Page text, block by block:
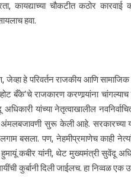
कायद्याच्या चौकटीत कठोर
हवा.
जेव्हा हे परिवर्तन राजकीय आणि
बँके’चे राजकारण करणार्‍यांना
यांच्या नेतृत्वाखालील
सुरू केली आहे. सरकारच्या या
लगाम बसला. पण, नेहमीप्रमाणेच काही
कबीर यांनी, थेट मुख्यमंत्री सुवेंदू
कुर्बानी दिली जाईलच. हा निव्वळ